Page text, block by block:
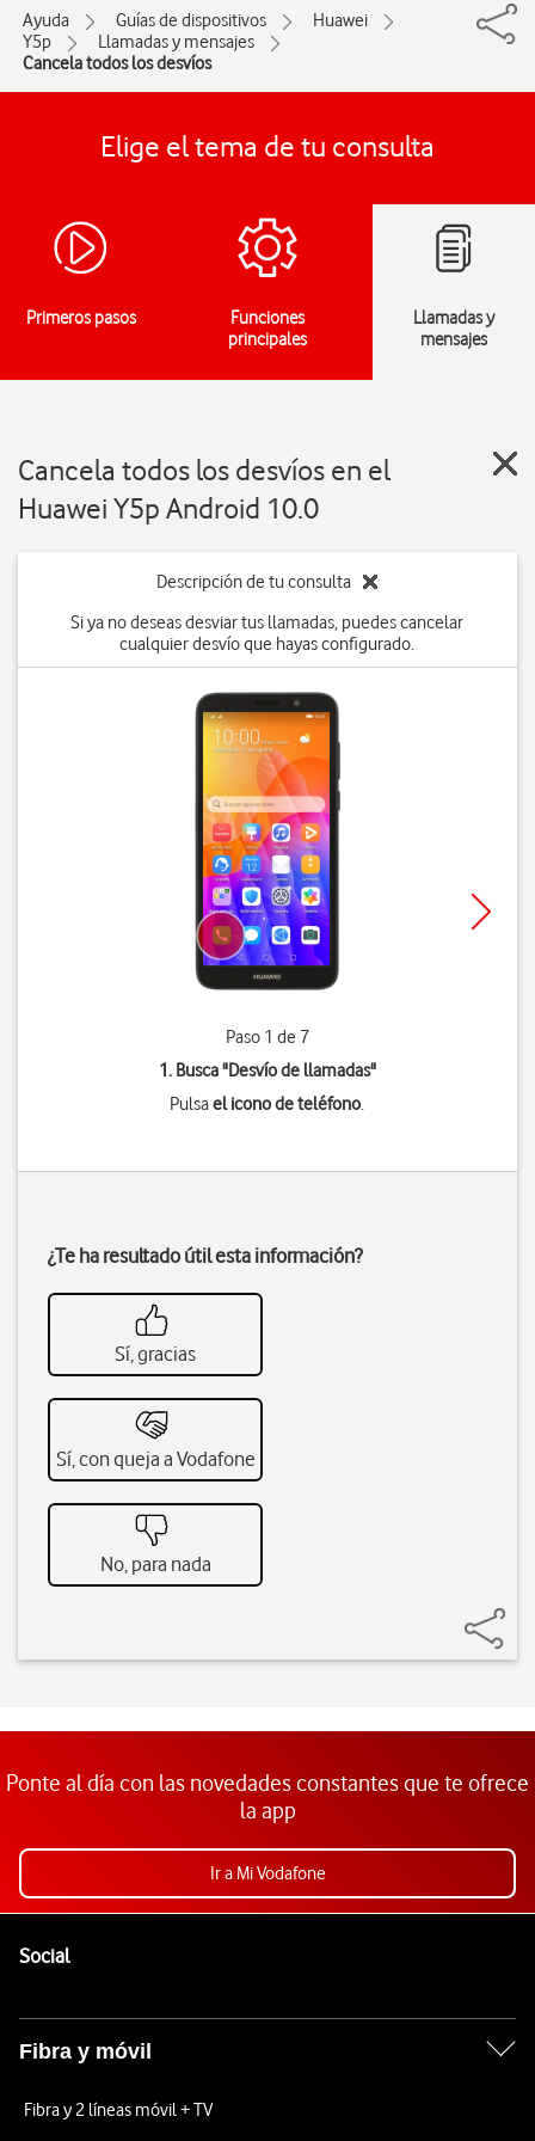
Ayuda Guías de dispositivos
Huawei
Y5p
Llamadas y mensajes
Cancela todos los desvíos
Elige el tema de tu consulta
Primeros pasos
Funciones
principales
Llamadas y
mensajes
Cancela todos los desvíos en el
Huawei Y5p Android 10.0
Descripción de tu consulta
Si ya no deseas desviar tus llamadas, puedes cancelar
cualquier desvío que hayas configurado.
Paso 1 de 7
1. Busca "Desvío de llamadas"
Pulsael icono de teléfono.
¿Te ha resultado útil esta información?
Sí, gracias
Sí, con queja a Vodafone
No, para nada
Ponte al día con las novedades constantes que te ofrece
la app
Ir a Mi Vodafone
SocialEnlaces a las redes sociales de Vodafone
Fibra y móvil
Fibra y 2 líneas móvil + TV